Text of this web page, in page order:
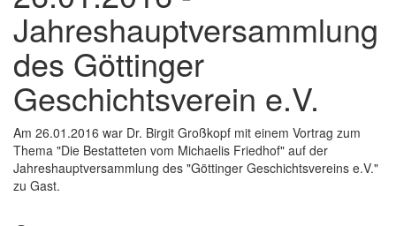
Jahreshauptversammlung
des Göttinger
Geschichtsverein e.V.
Am 26.01.2016 war Dr. Birgit Großkopf mit einem Vortrag zum
Thema "Die Bestatteten vom Michaelis Friedhof" auf der
Jahreshauptversammlung des "Göttinger Geschichtsvereins e.V."
zu Gast.